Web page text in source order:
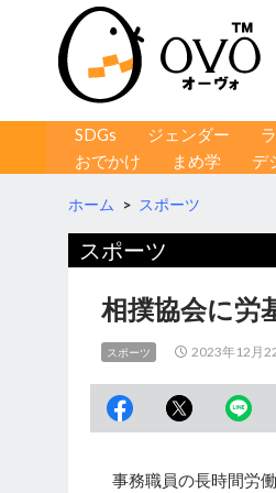
コンテンツへ移動
SDGs ジェンダー
おでかけ
まめ学 デ
ホーム > スポーツ
スポーツ
相撲協会に労
スポーツ 2023年12月
事務職員の長時間労